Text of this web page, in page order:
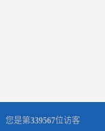
您是第339567位访客